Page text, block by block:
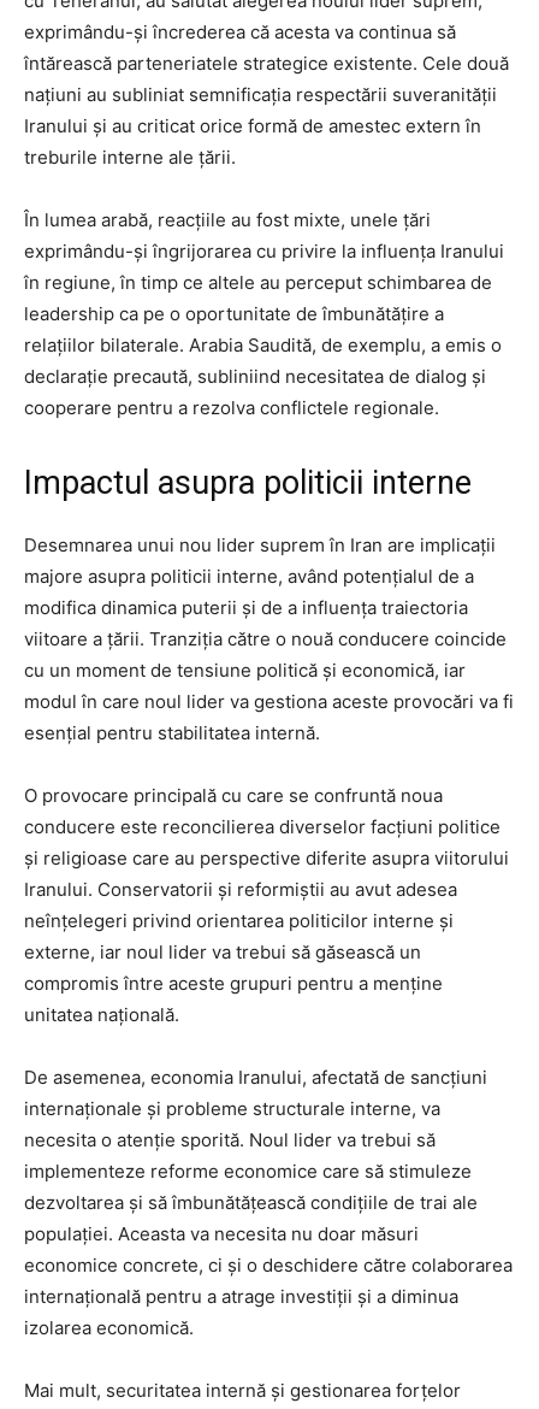
exprimându-și încrederea că acesta va continua să
întărească parteneriatele strategice existente. Cele două
națiuni au subliniat semnificația respectării suveranității
Iranului și au criticat orice formă de amestec extern în
treburile interne ale țării.
În lumea arabă, reacțiile au fost mixte, unele țări
exprimându-și îngrijorarea cu privire la influența Iranului
în regiune, în timp ce altele au perceput schimbarea de
leadership ca pe o oportunitate de îmbunătățire a
relațiilor bilaterale. Arabia Saudită, de exemplu, a emis o
declarație precaută, subliniind necesitatea de dialog și
cooperare pentru a rezolva conflictele regionale.
Impactul asupra politicii interne
Desemnarea unui nou lider suprem în Iran are implicații
majore asupra politicii interne, având potențialul de a
modifica dinamica puterii și de a influența traiectoria
viitoare a țării. Tranziția către o nouă conducere coincide
cu un moment de tensiune politică și economică, iar
modul în care noul lider va gestiona aceste provocări va fi
esențial pentru stabilitatea internă.
O provocare principală cu care se confruntă noua
conducere este reconcilierea diverselor facțiuni politice
și religioase care au perspective diferite asupra viitorului
Iranului. Conservatorii și reformiștii au avut adesea
neînțelegeri privind orientarea politicilor interne și
externe, iar noul lider va trebui să găsească un
compromis între aceste grupuri pentru a menține
unitatea națională.
De asemenea, economia Iranului, afectată de sancțiuni
internaționale și probleme structurale interne, va
necesita o atenție sporită. Noul lider va trebui să
implementeze reforme economice care să stimuleze
dezvoltarea și să îmbunătățească condițiile de trai ale
populației. Aceasta va necesita nu doar măsuri
economice concrete, ci și o deschidere către colaborarea
internațională pentru a atrage investiții și a diminua
izolarea economică.
Mai mult, securitatea internă și gestionarea forțelor